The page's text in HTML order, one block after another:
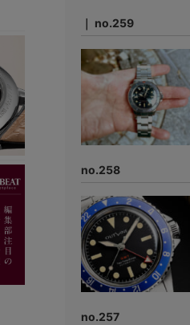
｜ no.259
no.258
no.257